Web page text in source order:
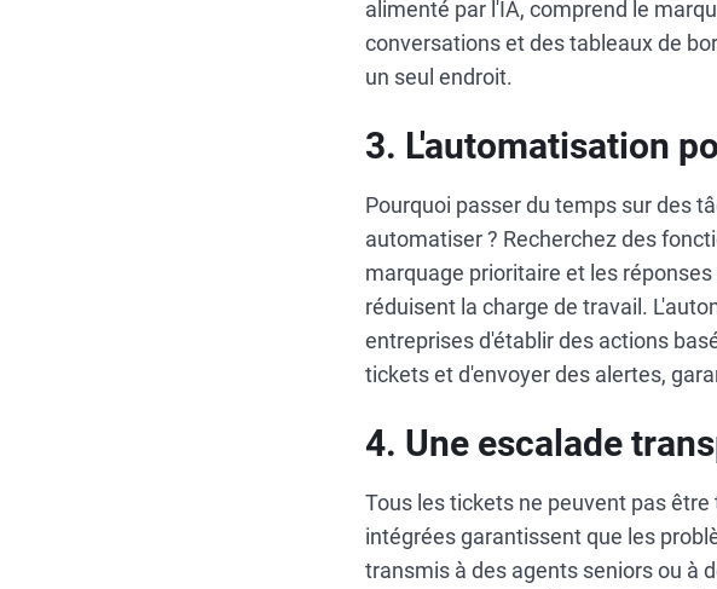
alimenté par l'IA, comprend le
conversations et des tableaux de
un seul endroit.
3. L'automatisation
Pourquoi passer du temps sur des
automatiser ? Recherchez des
marquage prioritaire et les
réduisent la charge de travail.
entreprises d'établir des actions
tickets et d'envoyer des alertes,
4. Une escalade
Tous les tickets ne peuvent pas
intégrées garantissent que les
transmis à des agents seniors ou à